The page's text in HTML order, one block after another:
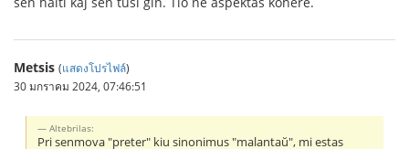
Metsis (แสดงโปรไฟล์)
30 มกราคม 2024, 07:46:51
Altebrilas:
Pri senmova "preter" kiu sinonimus "malantaŭ", mi estas